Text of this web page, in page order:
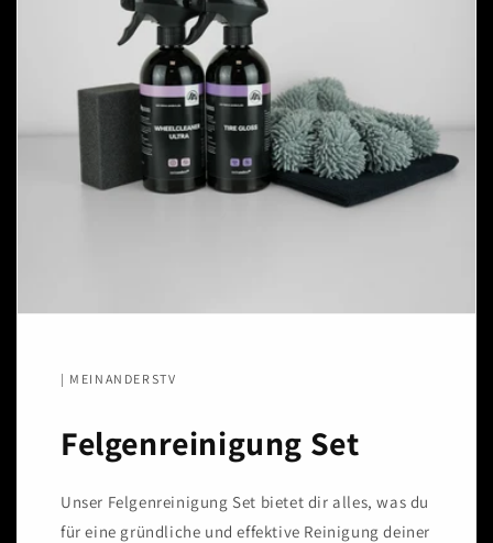
| MEINANDERSTV
Felgenreinigung Set
Unser Felgenreinigung Set bietet dir alles, was du
für eine gründliche und effektive Reinigung deiner